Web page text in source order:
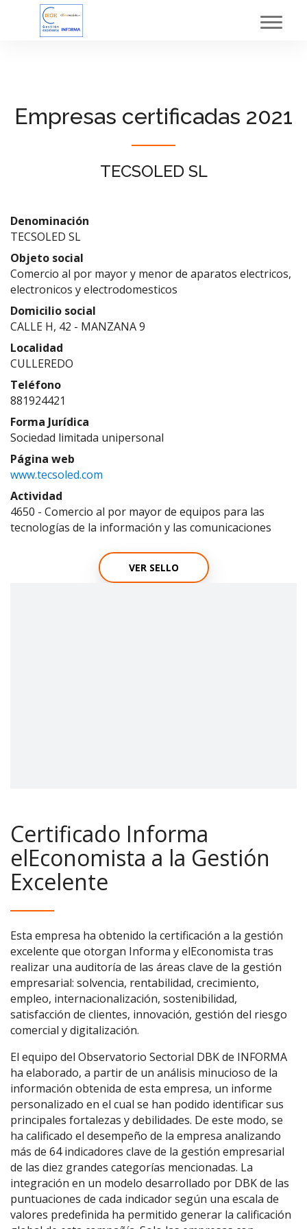
Empresas certificadas 2021
TECSOLED SL
Denominación
TECSOLED SL
Objeto social
Comercio al por mayor y menor de aparatos electricos,
electronicos y electrodomesticos
Domicilio social
CALLE H, 42 - MANZANA 9
Localidad
CULLEREDO
Teléfono
881924421
Forma Jurídica
Sociedad limitada unipersonal
Página web
www.tecsoled.com
Actividad
4650 - Comercio al por mayor de equipos para las
tecnologías de la información y las comunicaciones
VER SELLO
Certificado Informa
elEconomista a la Gestión
Excelente
Esta empresa ha obtenido la certificación a la gestión
excelente que otorgan Informa y elEconomista tras
realizar una auditoría de las áreas clave de la gestión
empresarial: solvencia, rentabilidad, crecimiento,
empleo, internacionalización, sostenibilidad,
satisfacción de clientes, innovación, gestión del riesgo
comercial y digitalización.
El equipo del Observatorio Sectorial DBK de INFORMA
ha elaborado, a partir de un análisis minucioso de la
información obtenida de esta empresa, un informe
personalizado en el cual se han podido identificar sus
principales fortalezas y debilidades. De este modo, se
ha calificado el desempeño de la empresa analizando
más de 64 indicadores clave de la gestión empresarial
de las diez grandes categorías mencionadas. La
integración en un modelo desarrollado por DBK de las
puntuaciones de cada indicador según una escala de
valores predefinida ha permitido generar la calificación